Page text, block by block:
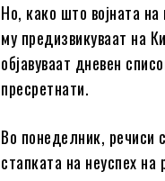
Но, како што војната
му предизвикуваат на
објавуваат дневен
пресретнати.
Во понеделник, речиси
стапката на неуспех